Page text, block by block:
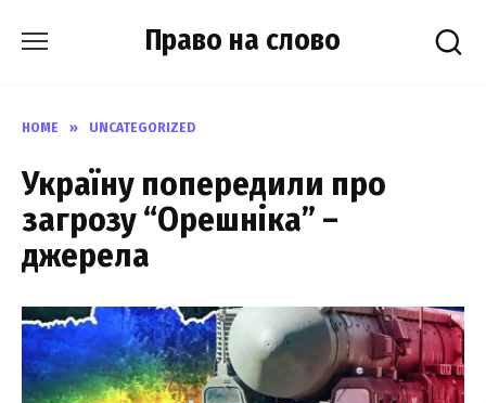
Право на слово
HOME » UNCATEGORIZED
Україну попередили про
загрозу “Орешніка” –
джерела